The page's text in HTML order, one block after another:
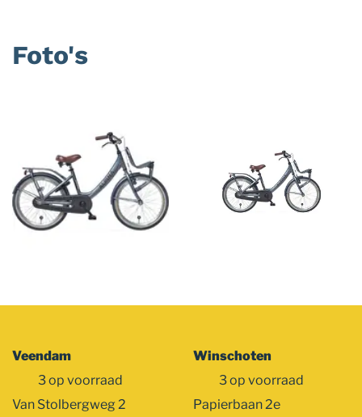
Foto's
Veendam
3 op voorraad
Van Stolbergweg 2
Winschoten
3 op voorraad
Papierbaan 2e